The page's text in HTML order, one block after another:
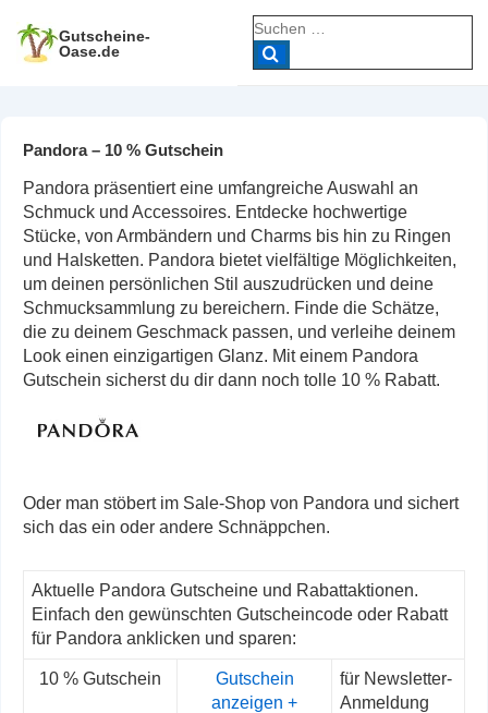
Zum
Inhalt
Gutscheine-
Oase.de
Suche
nach:
Pandora – 10 % Gutschein
Pandora präsentiert eine umfangreiche Auswahl an
Schmuck und Accessoires. Entdecke hochwertige
Stücke, von Armbändern und Charms bis hin zu Ringen
und Halsketten. Pandora bietet vielfältige Möglichkeiten,
um deinen persönlichen Stil auszudrücken und deine
Schmucksammlung zu bereichern. Finde die Schätze,
die zu deinem Geschmack passen, und verleihe deinem
Look einen einzigartigen Glanz. Mit einem Pandora
Gutschein sicherst du dir dann noch tolle 10 % Rabatt.
Oder man stöbert im Sale-Shop von Pandora und sichert
sich das ein oder andere Schnäppchen.
Aktuelle Pandora Gutscheine und Rabattaktionen.
Einfach den gewünschten Gutscheincode oder Rabatt
für Pandora anklicken und sparen:
10 % Gutschein
Gutschein
anzeigen +
für Newsletter-
Anmeldung